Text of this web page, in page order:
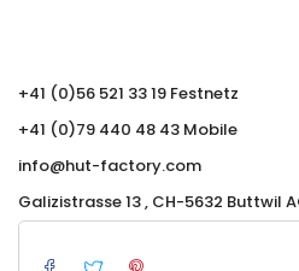
+41 (0)56 521 33 19 Festnetz
+41 (0)79 440 48 43 Mobile
info@hut-factory.com
Galizistrasse 13 , CH-5632 Buttwil